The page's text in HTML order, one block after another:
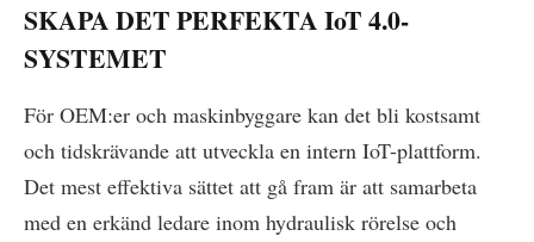
SKAPA DET PERFEKTA IoT 4.0-
SYSTEMET
För OEM:er och maskinbyggare kan det bli kostsamt
och tidskrävande att utveckla en intern IoT-plattform.
Det mest effektiva sättet att gå fram är att samarbeta
med en erkänd ledare inom hydraulisk rörelse och